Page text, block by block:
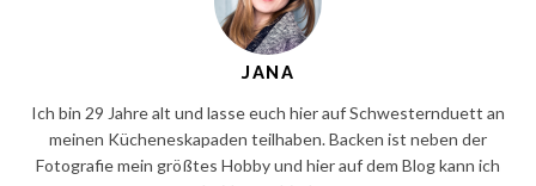
JANA
Ich bin 29 Jahre alt und lasse euch hier auf Schwesternduett an
meinen Kücheneskapaden teilhaben. Backen ist neben der
Fotografie mein größtes Hobby und hier auf dem Blog kann ich